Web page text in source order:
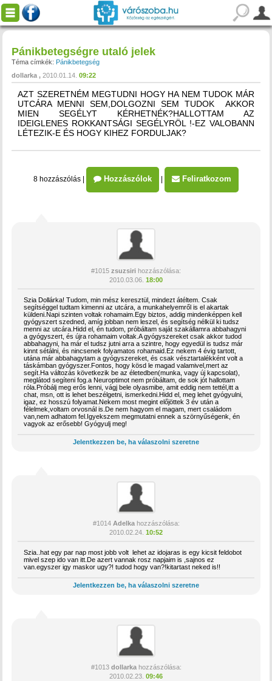
Pánikbetegségre utaló jelek
Téma címkék: Pánikbetegség
dollarka
2010.01.14. 09:22
AZT SZERETNÉM MEGTUDNI HOGY HA NEM TUDOK MÁR
UTCÁRA MENNI SEM,DOLGOZNI SEM TUDOK AKKOR
MIEN SEGÉLYT KÉRHETNÉK?HALLOTTAM AZ
IDEIGLENES ROKKANTSÁGI SEGÉLYRÖL !-EZ VALOBANN
LÉTEZIK-E ÉS HOGY KIHEZ FORDULJAK?
8 hozzászólás Hozzászólok Feliratkozom
#1015 zsuzsiri hozzászólása:
2010.03.06. 18:00
Szia Dollárka! Tudom, min mész keresztül, mindezt átéltem. Csak
segítséggel tudtam kimenni az utcára, a munkahelyemről is el akartak
küldeni.Napi szinten voltak rohamaim.Egy biztos, addig mindenképpen kell
gyógyszert szedned, amíg jobban nem leszel, és segítség nélkül ki tudsz
menni az utcára.Hidd el, én tudom, próbáltam saját szakállamra abbahagyni
a gyógyszert, és újra rohamaim voltak.A gyógyszereket csak akkor tudod
abbahagyni, ha már el tudsz jutni arra a szintre, hogy egyedül is tudsz már
kinnt sétálni, és nincsenek folyamatos rohamaid.Ez nekem 4 évig tartott,
utána már abbahagytam a gyógyszereket, és csak vésztartalékként volt a
táskámban gyógyszer.Fontos, hogy kösd le magad valamivel,mert az
segít.Ha változás következik be az életedben(munka, vagy új kapcsolat),
meglátod segíteni fog.a Neuroptimot nem próbáltam, de sok jót hallottam
róla.Próbálj meg erős lenni, vágj bele olyasmibe, amit eddig nem tettél,itt a
chat, msn, ott is lehet beszélgetni, ismerkedni.Hidd el, meg lehet gyógyulni,
igaz, ez hosszú folyamat.Nekem most megint előjöttek 3 év után a
félelmek,voltam orvosnál is.De nem hagyom el magam, mert családom
van,nem adhatom fel.Igyekszem megmutatni ennek a szörnyűségenk, én
vagyok az erősebb! Gyógyulj meg!
Jelentkezzen be, ha válaszolni szeretne
#1014 Adelkahozzászólása:
2010.02.24. 10:52
Szia..hat egy par nap most jobb volt lehet az idojaras is egy kicsit feldobot
mivel szep ido van itt.De azert vannak rosz napjaim is ,sajnos ez
van.egyszer igy maskor ugy?! tudod hogy van?!kitartast neked is!!
Jelentkezzen be, ha válaszolni szeretne
#1013 dollarkahozzászólása:
2010.02.23. 09:46